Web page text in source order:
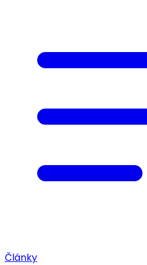
Články